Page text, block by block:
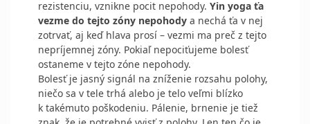
rezistenciu, vznikne pocit nepohody. Yin yoga ťa
vezme do tejto zóny nepohody a nechá ťa v nej
zotrvať, aj keď hlava prosí – vezmi ma preč z tejto
nepríjemnej zóny. Pokiaľ nepociťujeme bolesť
ostaneme v tejto zóne nepohody.
Bolesť je jasný signál na zníženie rozsahu polohy,
niečo sa v tele trhá alebo je telo veľmi blízko
k takémuto poškodeniu. Pálenie, brnenie je tiež